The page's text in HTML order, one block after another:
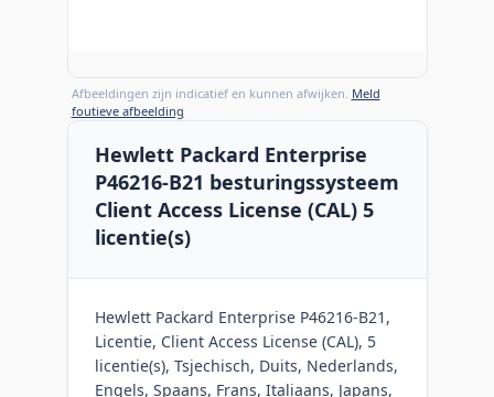
Afbeeldingen zijn indicatief en kunnen afwijken. Meld
foutieve afbeelding
Hewlett Packard Enterprise
P46216-B21 besturingssysteem
Client Access License (CAL) 5
licentie(s)
Hewlett Packard Enterprise P46216-B21,
Licentie, Client Access License (CAL), 5
licentie(s), Tsjechisch, Duits, Nederlands,
Engels, Spaans, Frans, Italiaans, Japans,